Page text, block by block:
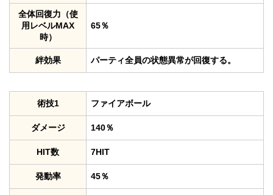
全体回復力（使
用レベルMAX
時）
65％
絆効果 パーティ全員の状態異常が回復する。
術技1 ファイアボール
ダメージ 140％
HIT数 7HIT
発動率 45％